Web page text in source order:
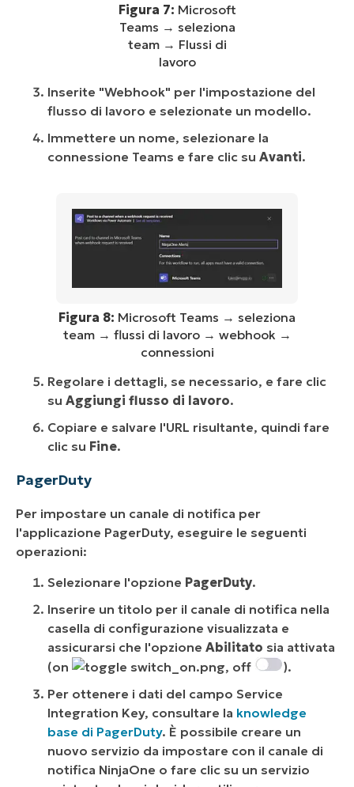
Figura 7: Microsoft
Teams → seleziona
team → Flussi di
lavoro
Inserite "Webhook" per l'impostazione del
flusso di lavoro e selezionate un modello.
Immettere un nome, selezionare la
connessione Teams e fare clic su Avanti.
Figura 8: Microsoft Teams → seleziona
team → flussi di lavoro → webhook →
connessioni
Regolare i dettagli, se necessario, e fare clic
su Aggiungi flusso di lavoro.
Copiare e salvare l'URL risultante, quindi fare
clic su Fine.
PagerDuty
Per impostare un canale di notifica per
l'applicazione PagerDuty, eseguire le seguenti
operazioni:
Selezionare l'opzione PagerDuty.
Inserire un titolo per il canale di notifica nella
casella di configurazione visualizzata e
assicurarsi che l'opzione Abilitato sia attivata
(on
, off
).
Per ottenere i dati del campo Service
Integration Key, consultare la knowledge
base di PagerDuty. È possibile creare un
nuovo servizio da impostare con il canale di
notifica NinjaOne o fare clic su un servizio